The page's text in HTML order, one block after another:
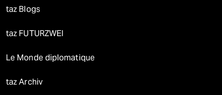
taz Blogs
taz FUTURZWEI
Le Monde diplomatique
taz Archiv